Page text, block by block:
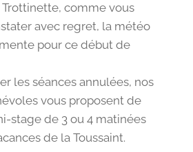
comme vous
avec regret, la météo
pour ce début de
les séances annulées, nos
vous proposent de
stage de 3 ou 4 matinées
de la Toussaint.